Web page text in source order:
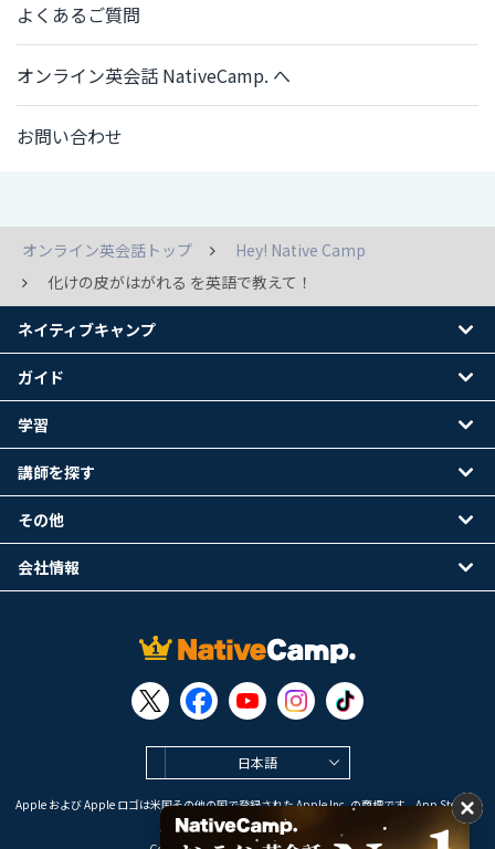
よくあるご質問
オンライン英会話 NativeCamp. へ
お問い合わせ
オンライン英会話トップ
Hey! Native Camp
化けの皮がはがれる を英語で教えて！
日本語
Apple および Apple ロゴは米国その他の国で登録された Apple Inc. の商標です。App Store は
Apple Inc. のサービスマークです。
ネイティブキャンプ
ガイド
学習
講師を探す
その他
会社情報